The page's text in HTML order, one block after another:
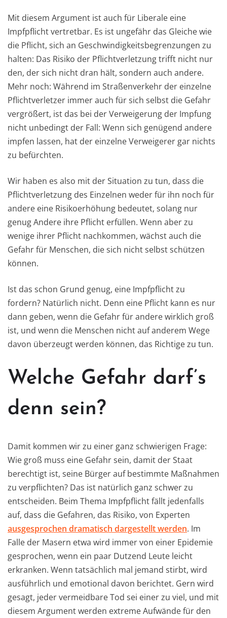
Mit diesem Argument ist auch für Liberale eine
Impfpflicht vertretbar. Es ist ungefähr das Gleiche wie
die Pflicht, sich an Geschwindigkeitsbegrenzungen zu
halten: Das Risiko der Pflichtverletzung trifft nicht nur
den, der sich nicht dran hält, sondern auch andere.
Mehr noch: Während im Straßenverkehr der einzelne
Pflichtverletzer immer auch für sich selbst die Gefahr
vergrößert, ist das bei der Verweigerung der Impfung
nicht unbedingt der Fall: Wenn sich genügend andere
impfen lassen, hat der einzelne Verweigerer gar nichts
zu befürchten.
Wir haben es also mit der Situation zu tun, dass die
Pflichtverletzung des Einzelnen weder für ihn noch für
andere eine Risikoerhöhung bedeutet, solang nur
genug Andere ihre Pflicht erfüllen. Wenn aber zu
wenige ihrer Pflicht nachkommen, wächst auch die
Gefahr für Menschen, die sich nicht selbst schützen
können.
Ist das schon Grund genug, eine Impfpflicht zu
fordern? Natürlich nicht. Denn eine Pflicht kann es nur
dann geben, wenn die Gefahr für andere wirklich groß
ist, und wenn die Menschen nicht auf anderem Wege
davon überzeugt werden können, das Richtige zu tun.
Welche Gefahr darf’s
denn sein?
Damit kommen wir zu einer ganz schwierigen Frage:
Wie groß muss eine Gefahr sein, damit der Staat
berechtigt ist, seine Bürger auf bestimmte Maßnahmen
zu verpflichten? Das ist natürlich ganz schwer zu
entscheiden. Beim Thema Impfpflicht fällt jedenfalls
auf, dass die Gefahren, das Risiko, von Experten
ausgesprochen dramatisch dargestellt werden. Im
Falle der Masern etwa wird immer von einer Epidemie
gesprochen, wenn ein paar Dutzend Leute leicht
erkranken. Wenn tatsächlich mal jemand stirbt, wird
ausführlich und emotional davon berichtet. Gern wird
gesagt, jeder vermeidbare Tod sei einer zu viel, und mit
diesem Argument werden extreme Aufwände für den